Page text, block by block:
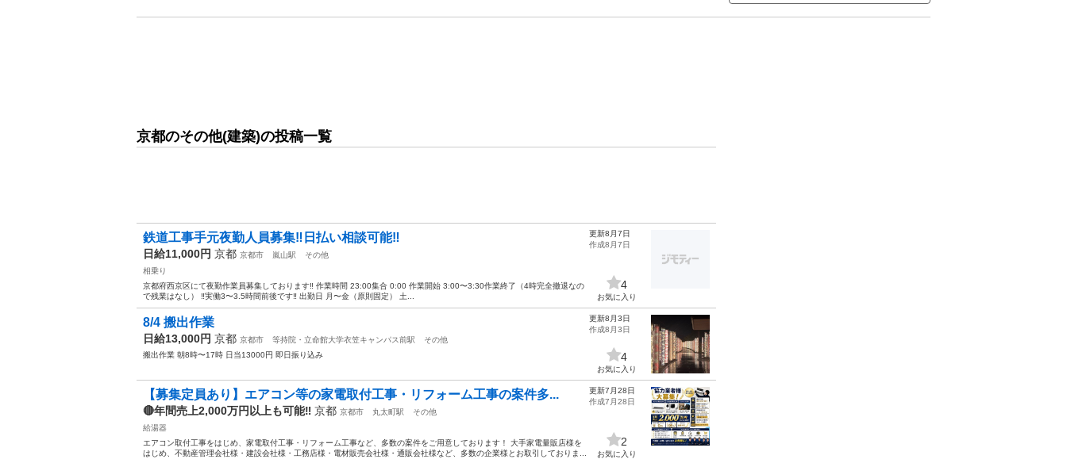
京都のその他(建築)の投稿一覧
鉄道工事手元夜勤人員募集‼️日払い相談可能‼️
日給11,000円 京都 京都市 嵐山駅
その他
相乗り
京都府西京区にて夜勤作業員募集しております‼️ 作業時間 23:00集合 0:00 作業開始 3:00〜3:30作業終了（4時完全撤退なの
で残業はなし） ‼️実働3〜3.5時間前後です‼️ 出勤日 月〜金（原則固定） 土...
更新8月7日
作成8月7日
4
お気に入り
8/4 搬出作業
日給13,000円 京都 京都市 等持院・立命館大学衣笠キャンパス前駅
その他
搬出作業 朝8時〜17時 日当13000円 即日振り込み
更新8月3日
作成8月3日
4
お気に入り
【募集定員あり】エアコン等の家電取付工事・リフォーム工事の案件多...
🔴年間売上2,000万円以上も可能‼️ 京都 京都市 丸太町駅
その他
給湯器
エアコン取付工事をはじめ、家電取付工事・リフォーム工事など、多数の案件をご用意しております！ 大手家電量販店様を
はじめ、不動産管理会社様・建設会社様・工務店様・電材販売会社様・通販会社様など、多数の企業様とお取引しておりま...
更新7月28日
作成7月28日
2
お気に入り